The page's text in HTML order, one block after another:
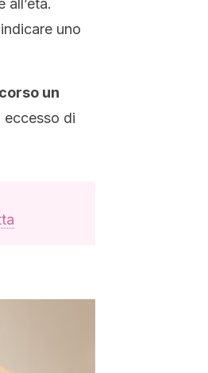
all’età.
uno
un
eccesso di